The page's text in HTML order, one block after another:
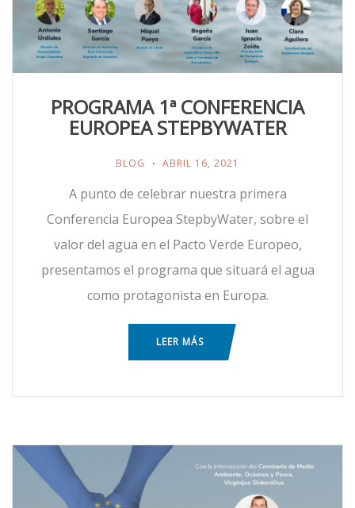
PROGRAMA 1ª CONFERENCIA
EUROPEA STEPBYWATER
BLOG ABRIL 16, 2021
A punto de celebrar nuestra primera
Conferencia Europea StepbyWater, sobre el
valor del agua en el Pacto Verde Europeo,
presentamos el programa que situará el agua
como protagonista en Europa.
LEER MÁS